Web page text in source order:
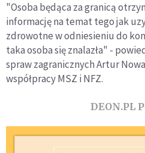
"Osoba będąca za granicą
informację na temat tego jak
zdrowotne w odniesieniu do
taka osoba się znalazła" -
spraw zagranicznych Artur
współpracy MSZ i NFZ.
DEON.PL